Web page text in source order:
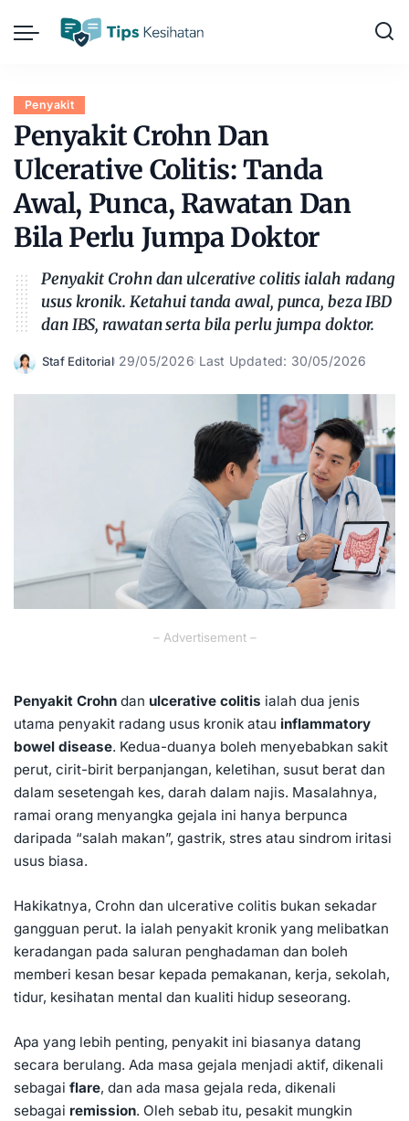
Penyakit
Penyakit Crohn Dan
Ulcerative Colitis: Tanda
Awal, Punca, Rawatan Dan
Bila Perlu Jumpa Doktor
Penyakit Crohn dan ulcerative colitis ialah radang
usus kronik. Ketahui tanda awal, punca, beza IBD
dan IBS, rawatan serta bila perlu jumpa doktor.
Posted
Staf Editorial 29/05/2026 Last Updated: 30/05/2026
– Advertisement –
Penyakit Crohn dan ulcerative colitis ialah dua jenis
utama penyakit radang usus kronik atau inflammatory
bowel disease. Kedua-duanya boleh menyebabkan sakit
perut, cirit-birit berpanjangan, keletihan, susut berat dan
dalam sesetengah kes, darah dalam najis. Masalahnya,
ramai orang menyangka gejala ini hanya berpunca
daripada “salah makan”, gastrik, stres atau sindrom iritasi
usus biasa.
Hakikatnya, Crohn dan ulcerative colitis bukan sekadar
gangguan perut. Ia ialah penyakit kronik yang melibatkan
keradangan pada saluran penghadaman dan boleh
memberi kesan besar kepada pemakanan, kerja, sekolah,
tidur, kesihatan mental dan kualiti hidup seseorang.
Apa yang lebih penting, penyakit ini biasanya datang
secara berulang. Ada masa gejala menjadi aktif, dikenali
sebagai flare, dan ada masa gejala reda, dikenali
sebagai remission. Oleh sebab itu, pesakit mungkin